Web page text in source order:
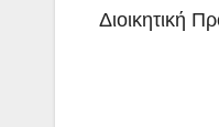
Διοικητική